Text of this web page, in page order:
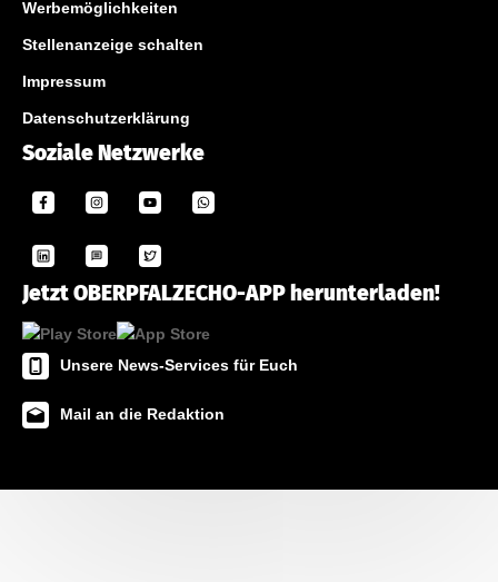
Werbemöglichkeiten
Stellenanzeige schalten
Impressum
Datenschutzerklärung
Soziale Netzwerke
Jetzt OBERPFALZECHO-APP herunterladen!
Unsere News-Services für Euch
Mail an die Redaktion